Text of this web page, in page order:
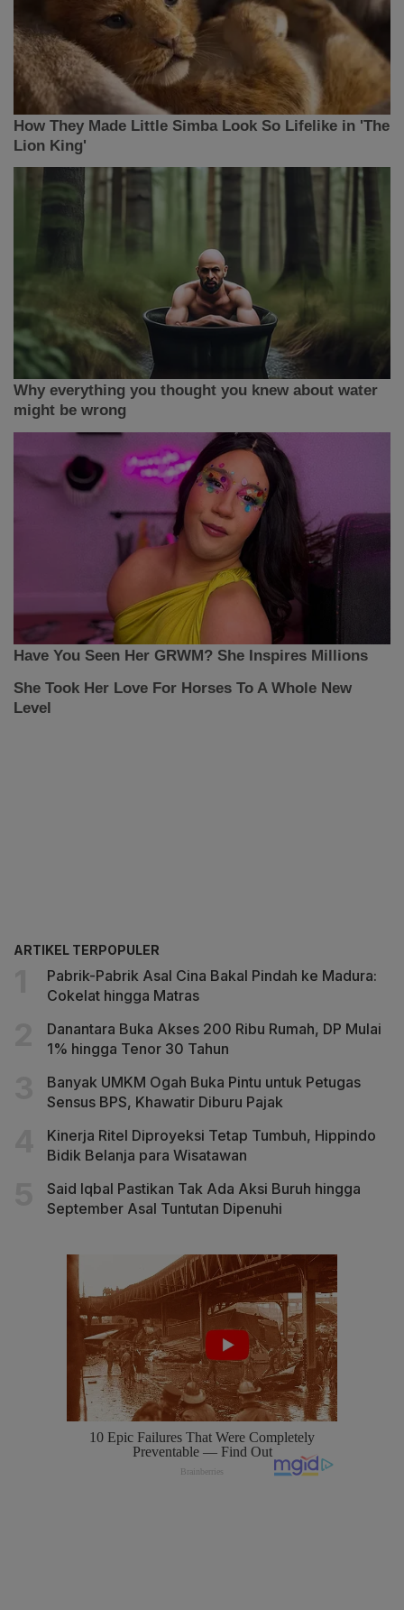
ARTIKEL TERPOPULER
Pabrik-Pabrik Asal Cina Bakal Pindah ke Madura:
Cokelat hingga Matras
Danantara Buka Akses 200 Ribu Rumah, DP Mulai
1% hingga Tenor 30 Tahun
Banyak UMKM Ogah Buka Pintu untuk Petugas
Sensus BPS, Khawatir Diburu Pajak
Kinerja Ritel Diproyeksi Tetap Tumbuh, Hippindo
Bidik Belanja para Wisatawan
Said Iqbal Pastikan Tak Ada Aksi Buruh hingga
September Asal Tuntutan Dipenuhi